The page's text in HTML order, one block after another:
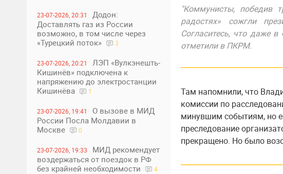
23-07-2026, 20:31
Додон:
Доставлять газ из России
возможно, в том числе через
«Турецкий поток»
3
23-07-2026, 20:21
ЛЭП «Вулкэнешть-
Кишинёв» подключена к
напряжению до электростанции
Кишинёва
1
23-07-2026, 19:41
О вызове в МИД
России Посла Молдавии в
Москве
0
23-07-2026, 19:33
МИД рекомендует
воздержаться от поездок в РФ
без крайней необходимости
4
"Коммунисты, победив
радостях» сожгли
Согласитесь, что даже
отметили в ПКРМ.
Там напомнили, что
комиссии по
минувшим событиям, но
преследование
прекращено. Но было